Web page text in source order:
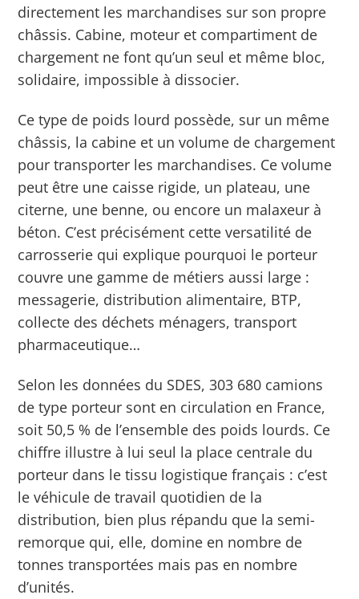
directement les marchandises sur son propre
châssis. Cabine, moteur et compartiment de
chargement ne font qu’un seul et même bloc,
solidaire, impossible à dissocier.
Ce type de poids lourd possède, sur un même
châssis, la cabine et un volume de chargement
pour transporter les marchandises. Ce volume
peut être une caisse rigide, un plateau, une
citerne, une benne, ou encore un malaxeur à
béton. C’est précisément cette versatilité de
carrosserie qui explique pourquoi le porteur
couvre une gamme de métiers aussi large :
messagerie, distribution alimentaire, BTP,
collecte des déchets ménagers, transport
pharmaceutique…
Selon les données du SDES, 303 680 camions
de type porteur sont en circulation en France,
soit 50,5 % de l’ensemble des poids lourds. Ce
chiffre illustre à lui seul la place centrale du
porteur dans le tissu logistique français : c’est
le véhicule de travail quotidien de la
distribution, bien plus répandu que la semi-
remorque qui, elle, domine en nombre de
tonnes transportées mais pas en nombre
d’unités.